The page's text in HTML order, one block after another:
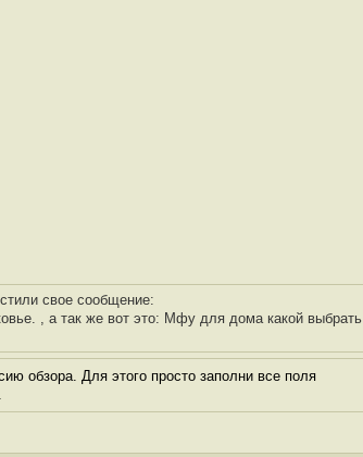
свое сообщение:
, а так же вот это: Мфу для дома какой выбрать
обзора. Для этого просто заполни все поля